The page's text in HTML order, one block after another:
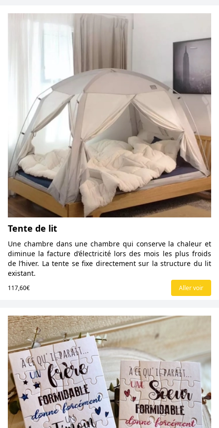
Tente de lit
Une chambre dans une chambre qui conserve la chaleur et
diminue la facture d’électricité lors des mois les plus froids
de l’hiver. La tente se fixe directement sur la structure du lit
existant.
117,60€ Aller voir